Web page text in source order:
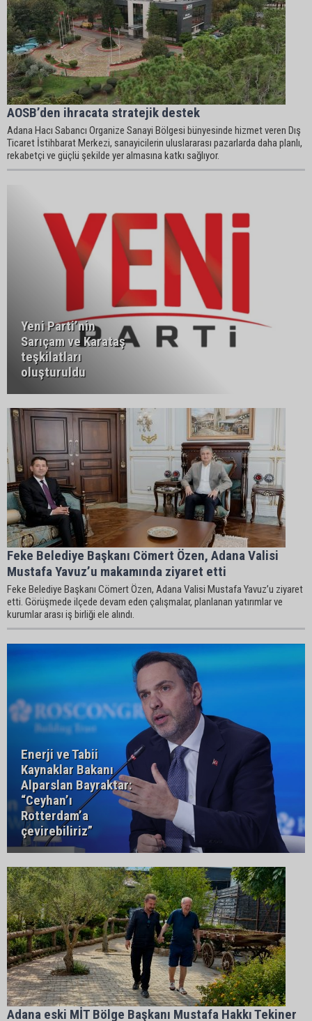
AOSB’den ihracata stratejik destek
Adana Hacı Sabancı Organize Sanayi Bölgesi bünyesinde hizmet veren Dış
Ticaret İstihbarat Merkezi, sanayicilerin uluslararası pazarlarda daha planlı,
rekabetçi ve güçlü şekilde yer almasına katkı sağlıyor.
Yeni Parti’nin
Sarıçam ve Karataş
teşkilatları
oluşturuldu
Feke Belediye Başkanı Cömert Özen, Adana Valisi
Mustafa Yavuz’u makamında ziyaret etti
Feke Belediye Başkanı Cömert Özen, Adana Valisi Mustafa Yavuz’u ziyaret
etti. Görüşmede ilçede devam eden çalışmalar, planlanan yatırımlar ve
kurumlar arası iş birliği ele alındı.
Enerji ve Tabii
Kaynaklar Bakanı
Alparslan Bayraktar:
“Ceyhan’ı
Rotterdam’a
çevirebiliriz”
Adana eski MİT Bölge Başkanı Mustafa Hakkı Tekiner